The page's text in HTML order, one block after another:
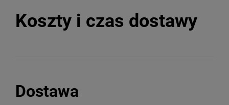
Koszty i czas dostawy
Dostawa